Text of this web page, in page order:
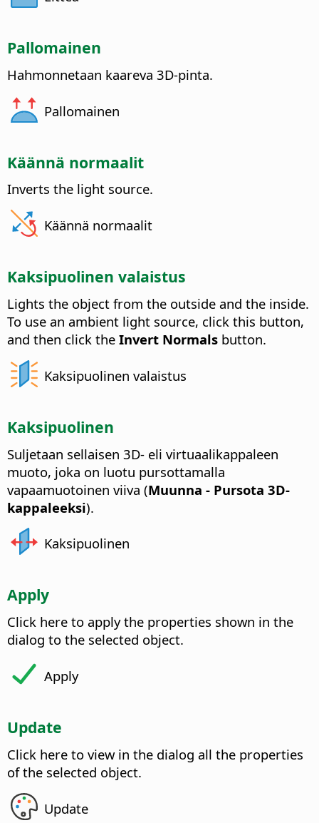
Pallomainen
Hahmonnetaan kaareva 3D-pinta.
Pallomainen
Käännä normaalit
Inverts the light source.
Käännä normaalit
Kaksipuolinen valaistus
Lights the object from the outside and the inside.
To use an ambient light source, click this button,
and then click the Invert Normals button.
Kaksipuolinen valaistus
Kaksipuolinen
Suljetaan sellaisen 3D- eli virtuaalikappaleen
muoto, joka on luotu pursottamalla
vapaamuotoinen viiva (Muunna - Pursota 3D-
kappaleeksi).
Kaksipuolinen
Apply
Click here to apply the properties shown in the
dialog to the selected object.
Apply
Update
Click here to view in the dialog all the properties
of the selected object.
Update